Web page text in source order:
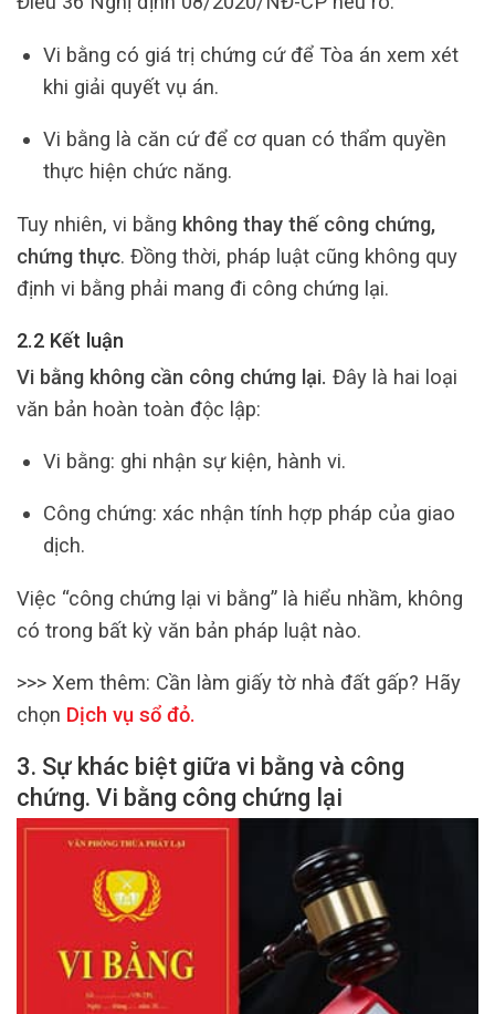
Vi bằng có giá trị chứng cứ để Tòa án xem xét
khi giải quyết vụ án.
Vi bằng là căn cứ để cơ quan có thẩm quyền
thực hiện chức năng.
Tuy nhiên, vi bằng không thay thế công chứng,
chứng thực. Đồng thời, pháp luật cũng không quy
định vi bằng phải mang đi công chứng lại.
2.2 Kết luận
Vi bằng không cần công chứng lại. Đây là hai loại
văn bản hoàn toàn độc lập:
Vi bằng: ghi nhận sự kiện, hành vi.
Công chứng: xác nhận tính hợp pháp của giao
dịch.
Việc “công chứng lại vi bằng” là hiểu nhầm, không
có trong bất kỳ văn bản pháp luật nào.
>>> Xem thêm: Cần làm giấy tờ nhà đất gấp? Hãy
chọn Dịch vụ sổ đỏ.
3. Sự khác biệt giữa vi bằng và công
chứng. Vi bằng công chứng lại